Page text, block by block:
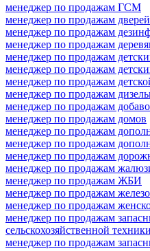
менеджер по продажам ГСМ
менеджер по продажам дверей
менеджер по продажам
менеджер по продажам
менеджер по продажам
менеджер по продажам
менеджер по продажам
менеджер по продажам
менеджер по продажам
менеджер по продажам домов
менеджер по продажам
менеджер по продажам
менеджер по продажам
менеджер по продажам
менеджер по продажам ЖБИ
менеджер по продажам
менеджер по продажам
менеджер по продажам
сельскохозяйственной техники
менеджер по продажам